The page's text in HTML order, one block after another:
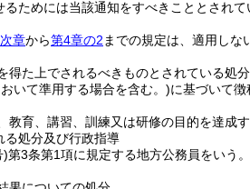
ためには当該通知をすべきこととされ
次章から第4章の2 までの規定は、適用しな
得た上でされるべきものとされている処分
いて準用する場合を含む。)に基づいて徴
教育、講習、訓練又は研修の目的を達成
る処分及び行政指導
)第3条第1項に規定する地方公務員をいう